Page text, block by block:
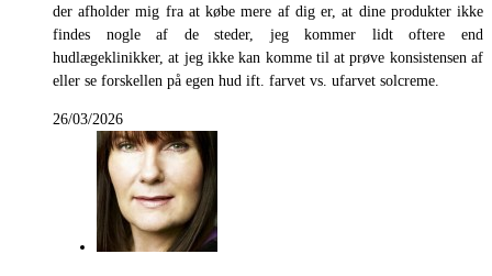
der afholder mig fra at købe mere af dig er, at dine produkter ikke
findes nogle af de steder, jeg kommer lidt oftere end
hudlægeklinikker, at jeg ikke kan komme til at prøve konsistensen af
eller se forskellen på egen hud ift. farvet vs. ufarvet solcreme.
26/03/2026